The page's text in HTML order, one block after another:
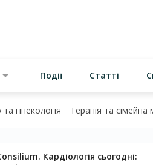
Події Статті
гінекологія Терапія та сімейна
Кардіологія сьогодні: